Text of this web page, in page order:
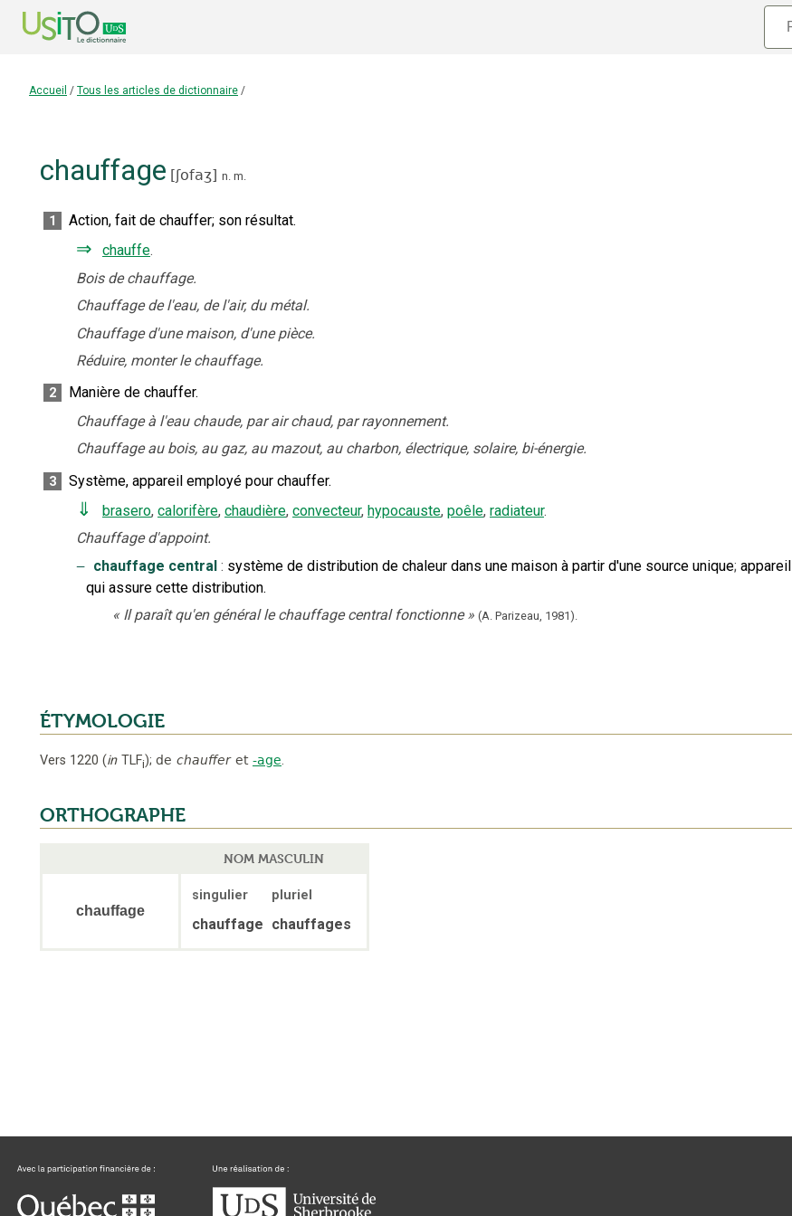
Accueil / Tous les articles de dictionnaire /
chauffage [ʃofaʒ] n. m.
1 Action, fait de chauffer; son résultat.
⇒ chauffe.
Bois de chauffage.
Chauffage de l'eau, de l'air, du métal.
Chauffage d'une maison, d'une pièce.
Réduire, monter le chauffage.
2
Manière de chauffer.
Chauffage à l'eau chaude, par air chaud, par rayonnement.
Chauffage au bois, au gaz, au mazout, au charbon, électrique, solaire, bi-énergie.
3 Système, appareil employé pour chauffer.
⇓ brasero, calorifère, chaudière, convecteur, hypocauste, poêle, radiateur.
Chauffage d'appoint.
‒ chauffage central : système de distribution de chaleur dans une maison à partir d'une source unique; appareil
qui assure cette distribution.
« Il paraît qu'en général le chauffage central fonctionne » (A. Parizeau, 1981).
ÉTYMOLOGIE
Vers 1220 (in TLFi); de chauffer et -age.
ORTHOGRAPHE
NOM MASCULIN
chauffage
singulier pluriel
chauffage chauffages